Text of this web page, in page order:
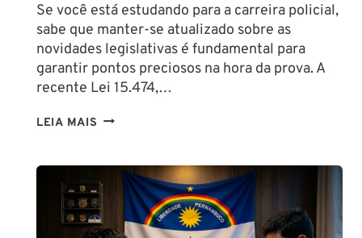
Se você está estudando para a carreira policial,
sabe que manter-se atualizado sobre as
novidades legislativas é fundamental para
garantir pontos preciosos na hora da prova. A
recente Lei 15.474,…
LEIA MAIS LIBERAÇÃO
DE
PIMENTA
PARA